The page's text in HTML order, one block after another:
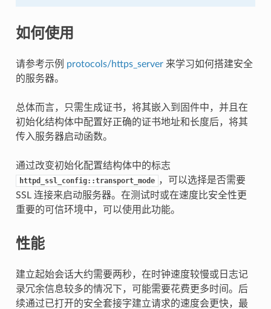
如何使用
请参考示例 protocols/https_server来学习如何搭建安全
的服务器。
总体而言，只需生成证书，将其嵌入到固件中，并且在
初始化结构体中配置好正确的证书地址和长度后，将其
传入服务器启动函数。
通过改变初始化配置结构体中的标志
httpd_ssl_config::transport_mode ，可以选择是否需要
SSL 连接来启动服务器。在测试时或在速度比安全性更
重要的可信环境中，可以使用此功能。
性能
建立起始会话大约需要两秒，在时钟速度较慢或日志记
录冗余信息较多的情况下，可能需要花费更多时间。后
续通过已打开的安全套接字建立请求的速度会更快，最